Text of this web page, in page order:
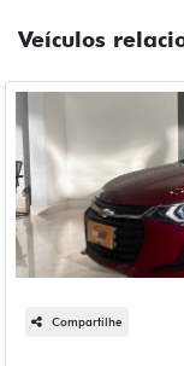
Veículos
Compartilhe